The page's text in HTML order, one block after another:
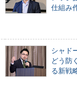
仕組み
シャド
どう防
る新戦